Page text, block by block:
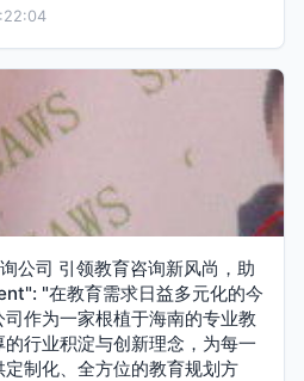
公司 引领教育咨询新风尚，助
"在教育需求日益多元化的今
作为一家根植于海南的专业教
行业积淀与创新理念，为每一
制化、全方位的教育规划方